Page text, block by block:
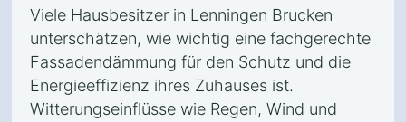
Viele Hausbesitzer in Lenningen Brucken
unterschätzen, wie wichtig eine fachgerechte
Fassadendämmung für den Schutz und die
Energieeffizienz ihres Zuhauses ist.
Witterungseinflüsse wie Regen, Wind und